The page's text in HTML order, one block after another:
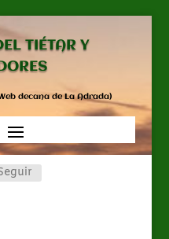
TIÉTAR Y
decana de La Adrada)